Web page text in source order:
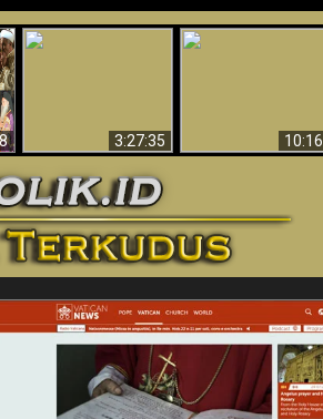
3:27:35
Video (Edisi Final)
10:16